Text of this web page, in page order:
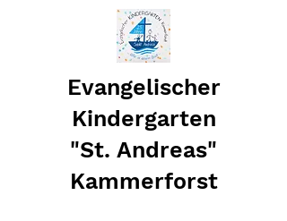
Evangelischer
Kindergarten
"St. Andreas"
Kammerforst